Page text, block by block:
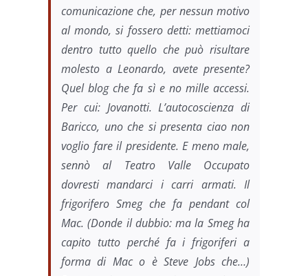
comunicazione che, per nessun motivo
al mondo, si fossero detti: mettiamoci
dentro tutto quello che può risultare
molesto a Leonardo, avete presente?
Quel blog che fa sì e no mille accessi.
Per cui: Jovanotti. L’autocoscienza di
Baricco, uno che si presenta ciao non
voglio fare il presidente. E meno male,
sennò al Teatro Valle Occupato
dovresti mandarci i carri armati. Il
frigorifero Smeg che fa pendant col
Mac. (Donde il dubbio: ma la Smeg ha
capito tutto perché fa i frigoriferi a
forma di Mac o è Steve Jobs che…)